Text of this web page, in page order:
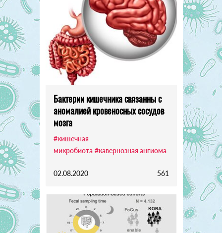
Бактерии кишечника связанны с
аномалией кровеносных сосудов
мозга
#кишечная
микробиота #кавернозная ангиома
02.08.2020 561